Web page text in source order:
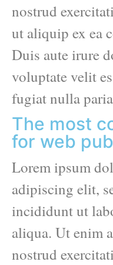
nostrud
ut aliquip ex ea
Duis aute irure
voluptate velit
fugiat nulla
The most
for web
Lorem ipsum
adipiscing elit,
incididunt ut
aliqua. Ut enim
nostrud